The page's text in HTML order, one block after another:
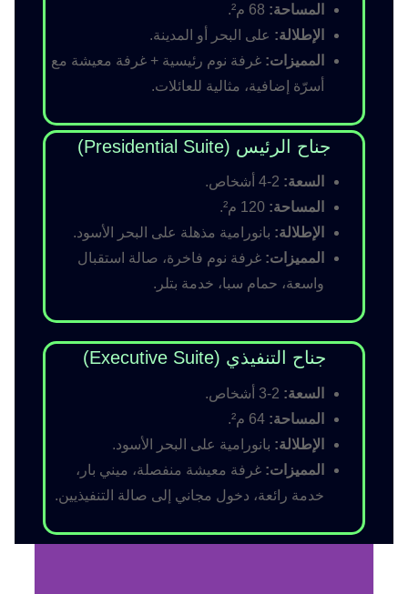
المساحة:
الإطلالة: على البحر أو المدينة.
المميزات: غرفة نوم رئيسية + غرفة معيشة مع
أسرّة إضافية، مثالية للعائلات.
جناح الرئيس (Presidential Suite)
السعة:
المساحة:
الإطلالة: بانورامية مذهلة على البحر الأسود.
المميزات: غرفة نوم فاخرة، صالة استقبال
واسعة، حمام سبا، خدمة بتلر.
جناح التنفيذي (Executive Suite)
السعة:
المساحة:
الإطلالة: بانورامية على البحر الأسود.
المميزات: غرفة معيشة منفصلة، ميني بار،
خدمة رائعة، دخول مجاني إلى صالة التنفيذيين.